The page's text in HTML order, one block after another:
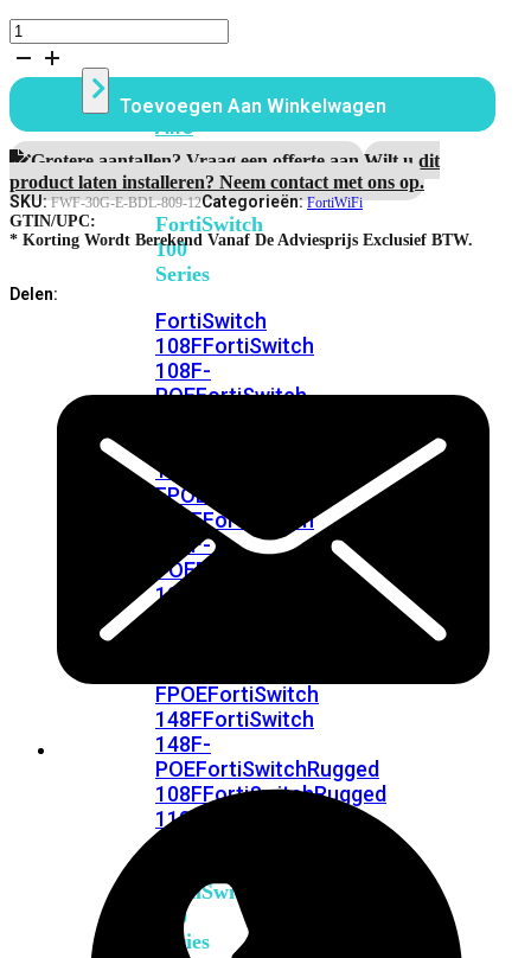
Alle
FortiSwitches
bekijken
FortiSwitch
100
Series
FortiSwitch
108FFortiSwitch
108F-
POEFortiSwitch
110G-
FPOE
124FFortiSwitch
124F-
POEFortiSwitch
124F-
FPOEFortiSwitch
148FFortiSwitch
148F-
POEFortiSwitchRugged
108FFortiSwitchRugged
112F-
FortiSwitch
200
Series
FortiWiFi
30G
Bundel
12
Maanden
Enterprise
Protection
aantal
Toevoegen Aan Winkelwagen
Grotere aantallen? Vraag een offerte aan.Wilt u dit
product laten installeren? Neem contact met ons op.
SKU:FWF-30G-E-BDL-809-12Categorieën:FortiWiFi
GTIN/UPC:
* Korting Wordt Berekend Vanaf De Adviesprijs Exclusief BTW.
Delen: